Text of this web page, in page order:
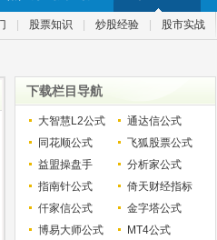
股票知识 炒股经验 股市实战
下载栏目导航
大智慧L2公式
通达信公式
同花顺公式
飞狐股票公式
益盟操盘手
分析家公式
指南针公式
倚天财经指标
仟家信公式
金字塔公式
博易大师公式
MT4公式